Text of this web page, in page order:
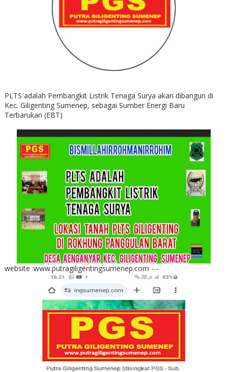
PLTS adalah Pembangkit Listrik Tenaga Surya akan dibangun di
Kec. Giligenting Sumenep, sebagai Sumber Energi Baru
Terbarukan (EBT)
website :www.putragiligentingsumenep.com ---